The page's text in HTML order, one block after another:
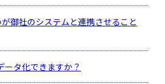
御社のシステムと連携させること
ータ化できますか？